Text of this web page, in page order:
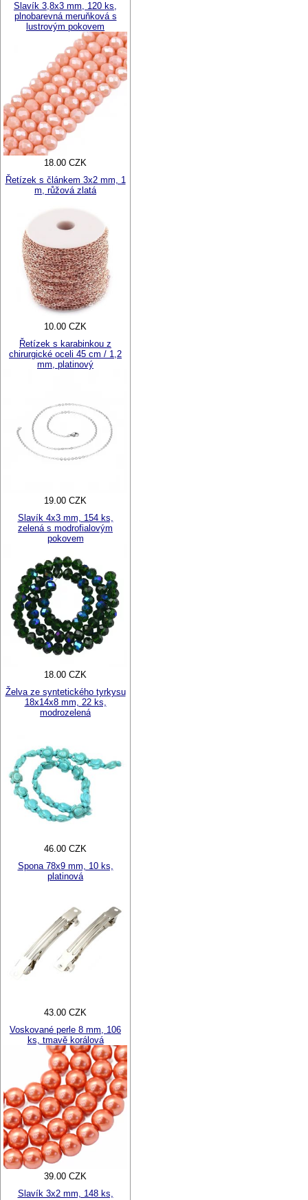
Slavík 3,8x3 mm, 120 ks,
plnobarevná meruňková s
lustrovým pokovem
18.00 CZK
Řetízek s článkem 3x2 mm, 1
m, růžová zlatá
10.00 CZK
Řetízek s karabinkou z
chirurgické oceli 45 cm / 1,2
mm, platinový
19.00 CZK
Slavík 4x3 mm, 154 ks,
zelená s modrofialovým
pokovem
18.00 CZK
Želva ze syntetického tyrkysu
18x14x8 mm, 22 ks,
modrozelená
46.00 CZK
Spona 78x9 mm, 10 ks,
platinová
43.00 CZK
Voskované perle 8 mm, 106
ks, tmavě korálová
39.00 CZK
Slavík 3x2 mm, 148 ks,